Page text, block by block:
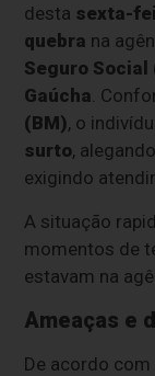
desta sexta-
quebra na
Seguro Social
Gaúcha .
(BM), o
surto,
exigindo
A situação
momentos de
estavam na
Ameaças e
De acordo